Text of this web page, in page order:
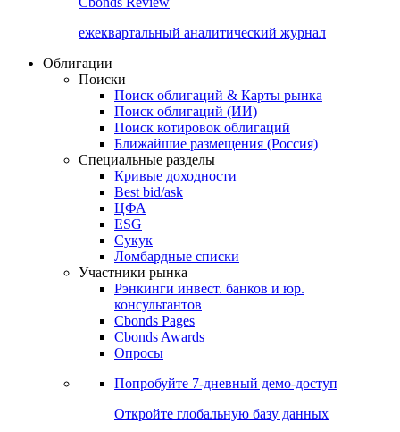
Cbonds Review
ежеквартальный аналитический журнал
Облигации
Поиски
Поиск облигаций & Карты рынка
Поиск облигаций (ИИ)
Поиск котировок облигаций
Ближайшие размещения (Россия)
Специальные разделы
Кривые доходности
Best bid/ask
ЦФА
ESG
Сукук
Ломбардные списки
Участники рынка
Рэнкинги инвест. банков и юр.
Cbonds Pages
Опросы